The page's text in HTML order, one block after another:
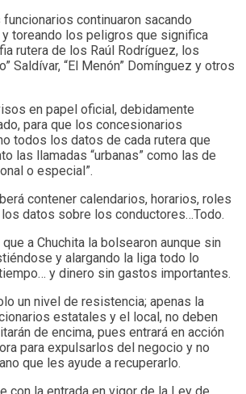
continuaron sacando
toreando los peligros que significa
rutera de los Raúl Rodríguez, los
Saldívar, “El Menón” Domínguez y otros
en papel oficial, debidamente
para que los concesionarios
todos los datos de cada rutera que
las llamadas “urbanas” como las de
o especial”.
contener calendarios, horarios, roles
datos sobre los conductores…Todo.
a Chuchita la bolsearon aunque sin
y alargando la liga todo lo
y dinero sin gastos importantes.
un nivel de resistencia; apenas la
estatales y el local, no deben
de encima, pues entrará en acción
para expulsarlos del negocio y no
que les ayude a recuperarlo.